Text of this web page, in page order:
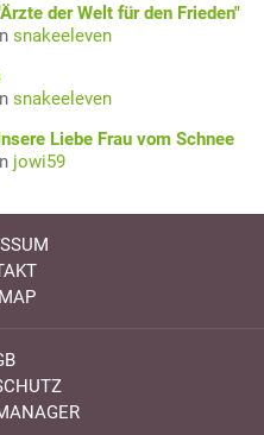
der Welt für den Frieden"
snakeeleven
snakeeleven
Liebe Frau vom Schnee
jowi59